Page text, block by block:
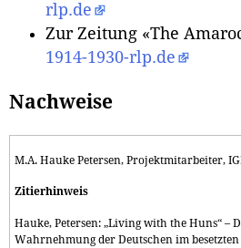
rlp.de
Zur Zeitung «The
1914-1930-rlp.de
Nachweise
M.A. Hauke Petersen, Projektmitarbeiter,
Zitierhinweis
Hauke, Petersen: „Living with the Huns“ –
Wahrnehmung der Deutschen im